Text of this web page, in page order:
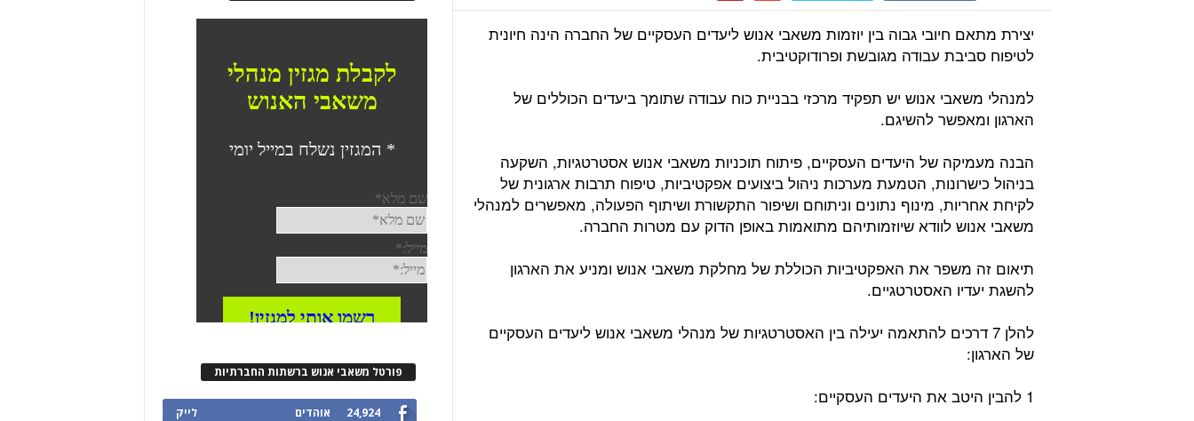
יצירת מתאם חיובי גבוה בין יוזמות משאבי אנוש ליעדים העסקיים של החברה הינה חיונית
לטיפוח סביבת עבודה מגובשת ופרודוקטיבית.
למנהלי משאבי אנוש יש תפקיד מרכזי בבניית כוח עבודה שתומך ביעדים הכוללים של
הארגון ומאפשר להשיגם.
הבנה מעמיקה של היעדים העסקיים, פיתוח תוכניות משאבי אנוש אסטרטגיות, השקעה
בניהול כישרונות, הטמעת מערכות ניהול ביצועים אפקטיביות, טיפוח תרבות ארגונית של
לקיחת אחריות, מינוף נתונים וניתוחם ושיפור התקשורת ושיתוף הפעולה, מאפשרים למנהלי
משאבי אנוש לוודא שיוזמותיהם מתואמות באופן הדוק עם מטרות החברה.
תיאום זה משפר את האפקטיביות הכוללת של מחלקת משאבי אנוש ומניע את הארגון
להשגת יעדיו האסטרטגיים.
להלן 7 דרכים להתאמה יעילה בין האסטרטגיות של מנהלי משאבי אנוש ליעדים העסקיים
של הארגון:
1 להבין היטב את היעדים העסקיים:
פורטל משאבי אנוש ברשתות החברתיות
24,924 אוהדים לייק